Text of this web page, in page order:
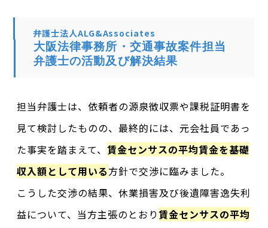
弁護士法人ALG&Associates
大阪法律事務所・交通事故案件担当
弁護士の活動及び解決結果
担当弁護士は、依頼者の源泉徴収票や課税証明書を
見て検討したものの、最終的には、元会社員であっ
た事実を踏まえて、賃金センサスの平均賃金を基礎
収入額として用いる方針で交渉に臨みました。
こうした交渉の結果、休業損害及び後遺障害逸失利
益について、当方主張のとおり賃金センサスの平均